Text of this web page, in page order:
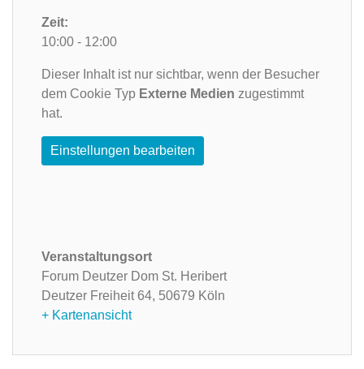
Zeit:
10:00 - 12:00
Dieser Inhalt ist nur sichtbar, wenn der Besucher
dem Cookie Typ Externe Medien zugestimmt
hat.
Einstellungen bearbeiten
Veranstaltungsort
Forum Deutzer Dom St. Heribert
Deutzer Freiheit 64, 50679 Köln
+ Kartenansicht